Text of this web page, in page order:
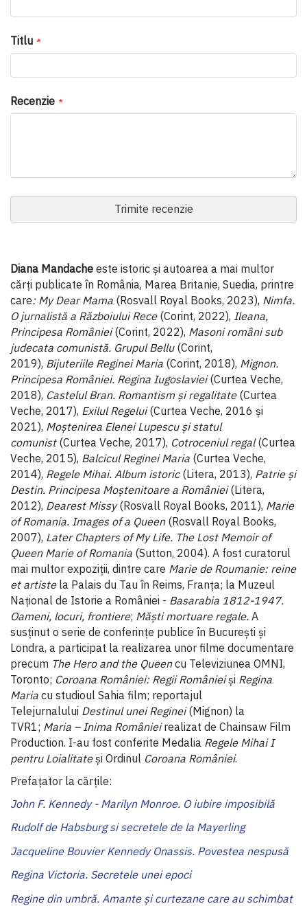
Titlu
Recenzie
Trimite recenzie
Diana Mandache este istoric și autoarea a mai multor
cărți publicate în România, Marea Britanie, Suedia, printre
care: My Dear Mama (Rosvall Royal Books, 2023), Nimfa.
O jurnalistă a Războiului Rece(Corint, 2022), Ileana,
Principesa României(Corint, 2022), Masoni români sub
judecata comunistă. Grupul Bellu(Corint,
2019), Bijuteriile Reginei Maria (Corint, 2018), Mignon.
Principesa României. Regina Iugoslaviei(Curtea Veche,
2018), Castelul Bran. Romantism și regalitate(Curtea
Veche, 2017), Exilul Regelui(Curtea Veche, 2016 și
2021), Moștenirea Elenei Lupescu și statul
comunist(Curtea Veche, 2017), Cotroceniul regal(Curtea
Veche, 2015), Balcicul Reginei Maria (Curtea Veche,
2014), Regele Mihai. Album istoric (Litera, 2013), Patrie și
Destin. Principesa Moștenitoare a României(Litera,
2012), Dearest Missy(Rosvall Royal Books, 2011), Marie
of Romania. Images of a Queen(Rosvall Royal Books,
2007), Later Chapters of My Life. The Lost Memoir of
Queen Marie of Romania (Sutton, 2004). A fost curatorul
mai multor expoziții, dintre care Marie de Roumanie: reine
et artistela Palais du Tau în Reims, Franța; la Muzeul
Național de Istorie a României - Basarabia 1812-1947.
Oameni, locuri, frontiere; Măști mortuare regale. A
susținut o serie de conferințe publice în București și
Londra, a participat la realizarea unor filme documentare
precum The Hero and the Queencu Televiziunea OMNI,
Toronto; Coroana României: Regii Românieiși Regina
Maria cu studioul Sahia film; reportajul
Telejurnalului Destinul unei Reginei(Mignon) la
TVR1; Maria – Inima Românieirealizat de Chainsaw Film
Production. I-au fost conferite Medalia Regele Mihai I
pentru Loialitateși Ordinul Coroana României.
Prefaţator la cărţile:
John F. Kennedy - Marilyn Monroe. O iubire imposibilă
Rudolf de Habsburg si secretele de la Mayerling
Jacqueline Bouvier Kennedy Onassis. Povestea nespusă
Regina Victoria. Secretele unei epoci
Regine din umbră. Amante şi curtezane care au schimbat